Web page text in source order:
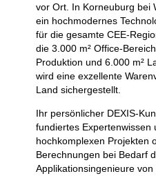
vor Ort. In Korneuburg bei
ein hochmodernes
für die gesamte CEE-
die 3.000 m² Office-
Produktion und 6.000 m²
wird eine exzellente
Land sichergestellt.
Ihr persönlicher DEXIS-
fundiertes Expertenwissen
hochkomplexen Projekten
Berechnungen bei Bedarf
Applikationsingenieure